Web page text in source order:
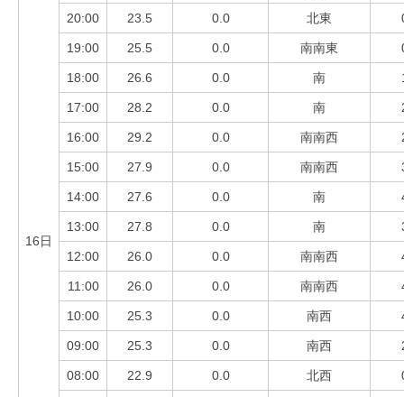
16日
20:00 23.5 0.0 北東
19:00 25.5 0.0 南南東
18:00 26.6 0.0 南
17:00 28.2 0.0 南
16:00 29.2 0.0 南南西
15:00 27.9 0.0 南南西
14:00 27.6 0.0 南
13:00 27.8 0.0 南
12:00 26.0 0.0 南南西
11:00 26.0 0.0 南南西
10:00 25.3 0.0 南西
09:00 25.3 0.0 南西
08:00 22.9 0.0 北西